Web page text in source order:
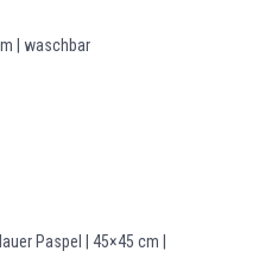
| waschbar
Paspel | 45×45 cm |